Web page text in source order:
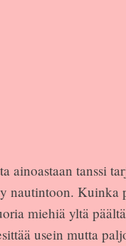
ainoastaan tanssi
nautintoon. Kuinka
miehiä yltä
usein mutta